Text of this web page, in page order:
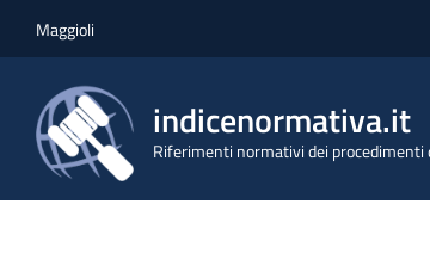
Maggioli
indicenormativa.it
Riferimenti normativi dei procedimenti